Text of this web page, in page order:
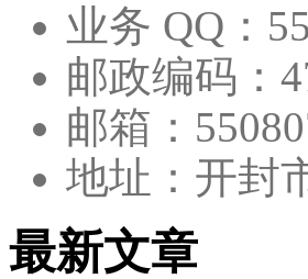
业务 QQ：
邮政编码：
邮箱：
地址：开封
最新文章